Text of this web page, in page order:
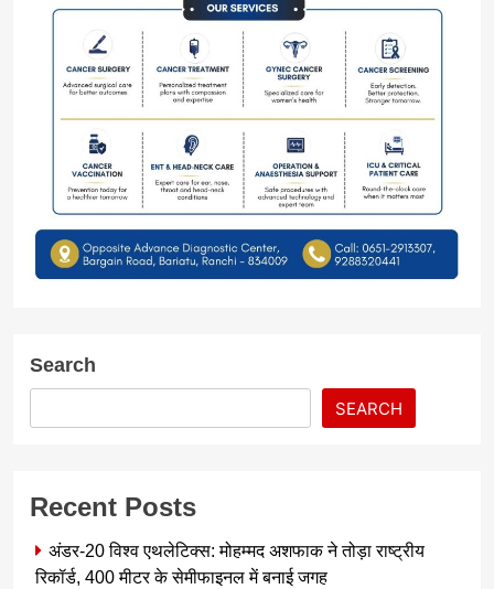
Search
SEARCH
Recent Posts
अंडर-20 विश्व एथलेटिक्स: मोहम्मद अशफाक ने तोड़ा राष्ट्रीय
रिकॉर्ड, 400 मीटर के सेमीफाइनल में बनाई जगह